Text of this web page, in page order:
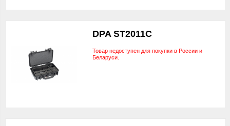
DPA ST2011C
Товар недоступен для покупки в России и
Беларуси.